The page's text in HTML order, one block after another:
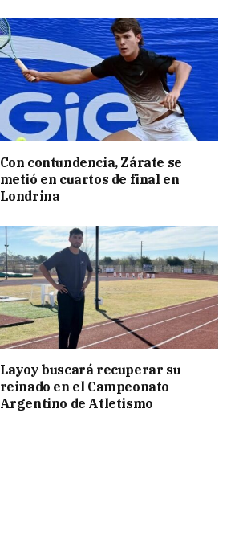
Con contundencia, Zárate se
metió en cuartos de final en
Londrina
Layoy buscará recuperar su
reinado en el Campeonato
Argentino de Atletismo